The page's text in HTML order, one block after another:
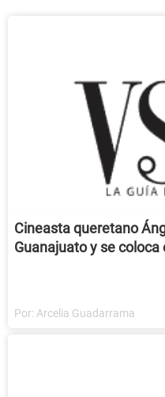
Cineasta queretano
Guanajuato y se
Por: Arcelia Guadarrama